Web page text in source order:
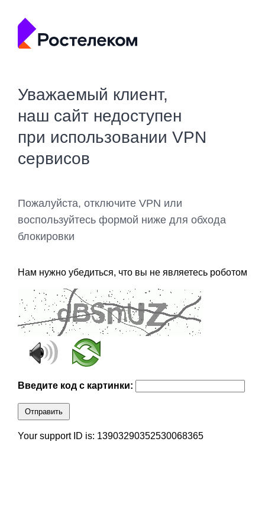
Уважаемый клиент,
наш сайт недоступен
при использовании VPN
сервисов
Пожалуйста, отключите VPN или
воспользуйтесь формой ниже для обхода
блокировки
Нам нужно убедиться, что вы не являетесь роботом
Введите код с картинки:
Отправить
Your support ID is: 13903290352530068365